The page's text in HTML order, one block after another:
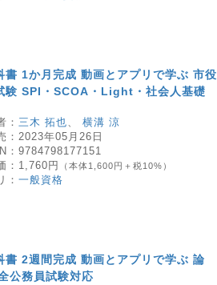
書 1か月完成 動画とアプリで学ぶ 市役
験 SPI・SCOA・Light・社会人基礎
： 三木 拓也、 横溝 涼
： 2023年05月26日
： 9784798177151
： 1,760円 （本体1,600円＋税10%）
： 一般資格
書 2週間完成 動画とアプリで学ぶ 論
公務員試験対応